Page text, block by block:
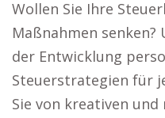
Wollen Sie Ihre
Maßnahmen
der Entwicklung
Steuerstrategien für
Sie von kreativen